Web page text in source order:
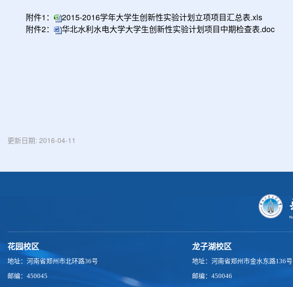
附件1：
2015-2016学年大学生创新性实验计划立项项目汇总表.xls
附件2：
华北水利水电大学大学生创新性实验计划项目中期检查表.doc
更新日期: 2016-04-11
花园校区
地址：河南省郑州市北环路36号
邮编：450045
龙子湖校区
地址：河南省郑州市金水东路136号
邮编：450046